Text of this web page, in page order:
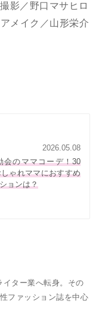
撮影／野口マサヒロ
メイク／山形栄介
2026.05.08
会のママコーデ！30
ゃれママにおすすめ
ョンは？
イター業へ転身。その
ファッション誌を中心